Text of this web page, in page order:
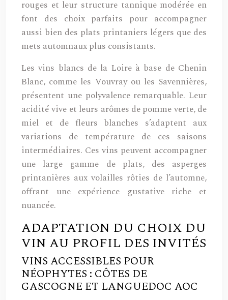
rouges et leur structure tannique modérée en
font des choix parfaits pour accompagner
aussi bien des plats printaniers légers que des
mets automnaux plus consistants.
Les vins blancs de la Loire à base de Chenin
Blanc, comme les Vouvray ou les Savennières,
présentent une polyvalence remarquable. Leur
acidité vive et leurs arômes de pomme verte, de
miel et de fleurs blanches s’adaptent aux
variations de température de ces saisons
intermédiaires. Ces vins peuvent accompagner
une large gamme de plats, des asperges
printanières aux volailles rôties de l’automne,
offrant une expérience gustative riche et
nuancée.
ADAPTATION DU CHOIX DU
VIN AU PROFIL DES INVITÉS
VINS ACCESSIBLES POUR
NÉOPHYTES : CÔTES DE
GASCOGNE ET LANGUEDOC AOC